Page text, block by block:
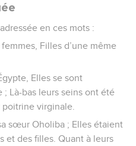
en ces mots :
Filles d’une même
Elles se sont
Là-bas leurs seins ont été
poitrine virginale.
sœur Oholiba ; Elles étaient
et des filles. Quant à leurs